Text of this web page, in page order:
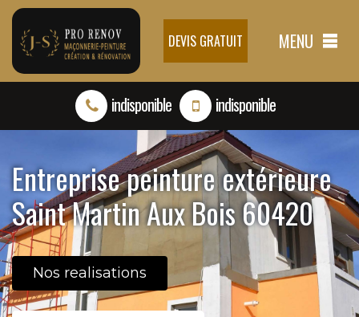
DEVIS GRATUIT MENU
indisponible indisponible
Entreprise peinture extérieure
Saint Martin Aux Bois 60420
Nos realisations